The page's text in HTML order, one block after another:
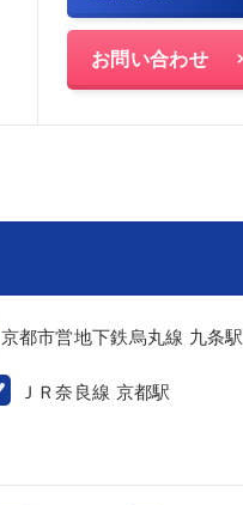
お問い合わせ
京都市営地下鉄烏丸線 九条駅
ＪＲ奈良線 京都駅